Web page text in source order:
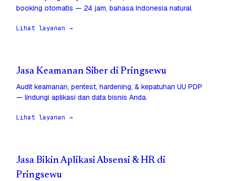
booking otomatis — 24 jam, bahasa Indonesia natural.
Lihat layanan →
Jasa Keamanan Siber di Pringsewu
Audit keamanan, pentest, hardening, & kepatuhan UU PDP
— lindungi aplikasi dan data bisnis Anda.
Lihat layanan →
Jasa Bikin Aplikasi Absensi & HR di
Pringsewu